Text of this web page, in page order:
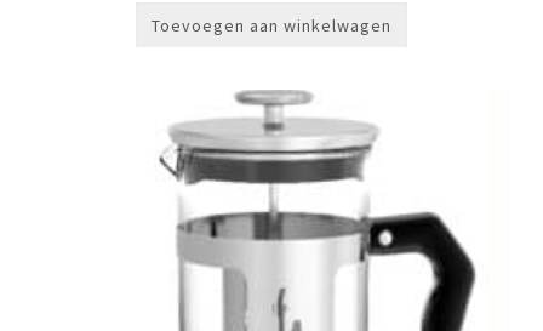
Toevoegen aan winkelwagen